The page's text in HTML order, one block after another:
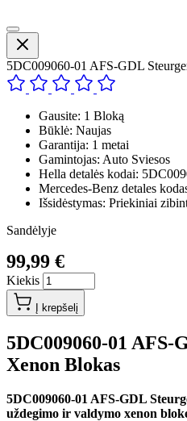
5DC009060-01 AFS-GDL
Gausite: 1 Bloką
Būklė: Naujas
Garantija: 1 metai
Gamintojas: Auto Sviesos
Hella detalės kodai:
Mercedes-Benz detales
Išsidėstymas: Priekiniai
Sandėlyje
99,99 €
Kiekis
Į krepšelį
5DC009060-01 AFS-
Xenon Blokas
5DC009060-01 AFS-GDL
uždegimo ir valdymo xenon